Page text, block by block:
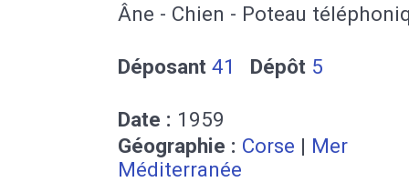
Âne - Chien - Poteau
Déposant 41 Dépôt 5
Date : 1959
Géographie : Corse | Mer
Méditerranée